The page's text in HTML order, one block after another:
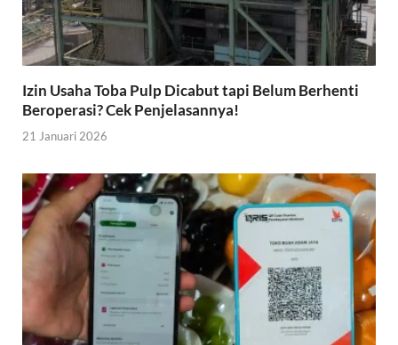
Izin Usaha Toba Pulp Dicabut tapi Belum Berhenti
Beroperasi? Cek Penjelasannya!
21 Januari 2026